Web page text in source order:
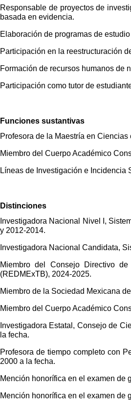
Responsable de proyectos de
basada en evidencia.
Elaboración de programas de
Participación en la reestructuración
Formación de recursos humanos de
Participación como tutor de
Funciones sustantivas
Profesora de la Maestría en
Miembro del Cuerpo Académico
Líneas de Investigación e
Distinciones
Investigadora Nacional Nivel I,
y 2012-2014.
Investigadora Nacional Candidata,
Miembro del Consejo Directivo
(REDMExTB), 2024-2025.
Miembro de la Sociedad Mexicana
Miembro del Cuerpo Académico
Investigadora Estatal, Consejo de
la fecha.
Profesora de tiempo completo con
2000 a la fecha.
Mención honorífica en el examen de
Mención honorífica en el examen de